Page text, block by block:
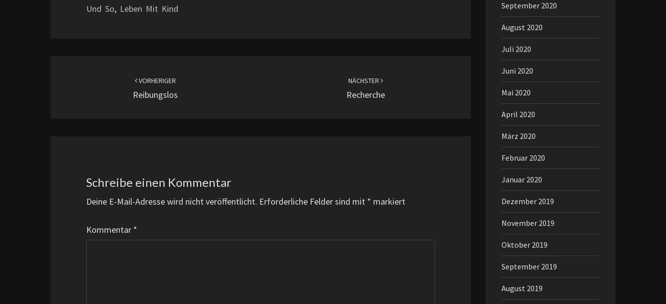
Und So, Leben Mit Kind
VORHERIGER
Reibungslos
NÄCHSTER
Recherche
Schreibe einen Kommentar
Deine E-Mail-Adresse wird nicht veröffentlicht. Erforderliche Felder sind mit * markiert
Kommentar *
September 2020
August 2020
Juli 2020
Juni 2020
Mai 2020
April 2020
März 2020
Februar 2020
Januar 2020
Dezember 2019
November 2019
Oktober 2019
September 2019
August 2019